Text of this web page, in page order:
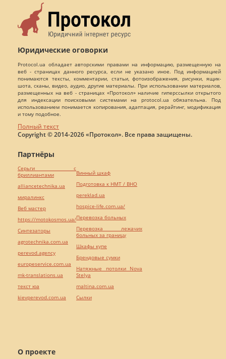
Юридические оговорки
Protocol.ua обладает авторскими правами на информацию, размещенную на
веб - страницах данного ресурса, если не указано иное. Под информацией
понимаются тексты, комментарии, статьи, фотоизображения, рисунки, ящик-
шота, сканы, видео, аудио, другие материалы. При использовании материалов,
размещенных на веб - страницах «Протокол» наличие гиперссылки открытого
для индексации поисковыми системами на protocol.ua обязательна. Под
использованием понимается копирования, адаптация, рерайтинг, модификация
и тому подобное.
Полный текст
Copyright © 2014-2026 «Протокол». Все права защищены.
О проекте
Партнёры
Серьги с
бриллиантами
alliancetechnika.ua
миралинкс
Веб мастер
https://motokosmos.ua/
Синтезаторы
agrotechnika.com.ua
perevod.agency
europeservice.com.ua
mk-translations.ua
текст юа
kievperevod.com.ua
Винный шкаф
Подготовка к НМТ / ВНО
pereklad.ua
hospice-life.com.ua/
Перевозка больных
Перевозка лежачих
больных за границу
Шкафы купе
Брендовые сумки
Натяжные потолки Nova
Stelya
maltina.com.ua
Cылки